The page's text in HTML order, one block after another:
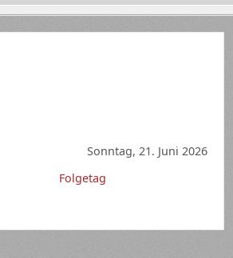
Sonntag, 21. Juni 2026
Folgetag